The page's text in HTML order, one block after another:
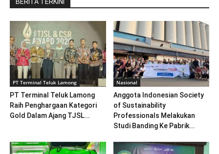
PT Terminal Teluk Lamong
PT Terminal Teluk Lamong
Raih Penghargaan Kategori
Gold Dalam Ajang TJSL...
Nasional
Anggota Indonesian Society
of Sustainability
Professionals Melakukan
Studi Banding Ke Pabrik...